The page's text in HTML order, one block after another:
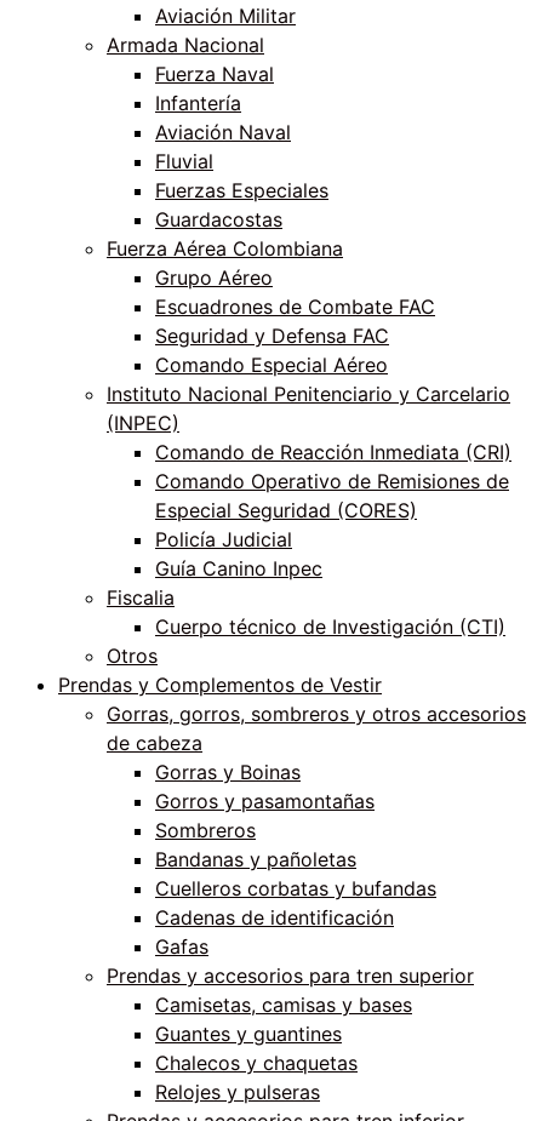
Aviación Militar
Armada Nacional
Fuerza Naval
Infantería
Aviación Naval
Fluvial
Fuerzas Especiales
Guardacostas
Fuerza Aérea Colombiana
Grupo Aéreo
Escuadrones de Combate FAC
Seguridad y Defensa FAC
Comando Especial Aéreo
Instituto Nacional Penitenciario y Carcelario
(INPEC)
Comando de Reacción Inmediata (CRI)
Comando Operativo de Remisiones de
Especial Seguridad (CORES)
Policía Judicial
Guía Canino Inpec
Fiscalia
Cuerpo técnico de Investigación (CTI)
Otros
Prendas y Complementos de Vestir
Gorras, gorros, sombreros y otros accesorios
de cabeza
Gorras y Boinas
Gorros y pasamontañas
Sombreros
Bandanas y pañoletas
Cuelleros corbatas y bufandas
Cadenas de identificación
Gafas
Prendas y accesorios para tren superior
Camisetas, camisas y bases
Guantes y guantines
Chalecos y chaquetas
Relojes y pulseras